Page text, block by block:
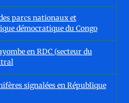
parcs nationaux et
démocratique du Congo
en RDC (secteur du
signalées en République